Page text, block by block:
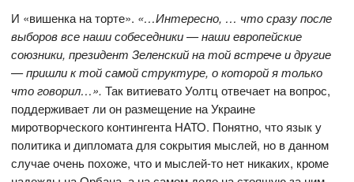
И «вишенка на торте». «…Интересно, … что сразу после
выборов все наши собеседники — наши европейские
союзники, президент Зеленский на той встрече и другие
— пришли к той самой структуре, о которой я только
что говорил…». Так витиевато Уолтц отвечает на вопрос,
поддерживает ли он размещение на Украине
миротворческого контингента НАТО. Понятно, что язык у
политика и дипломата для сокрытия мыслей, но в данном
случае очень похоже, что и мыслей-то нет никаких, кроме